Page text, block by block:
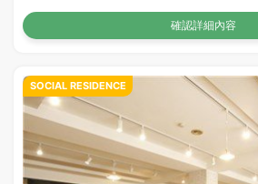
確認詳細內容
SOCIAL RESIDENCE